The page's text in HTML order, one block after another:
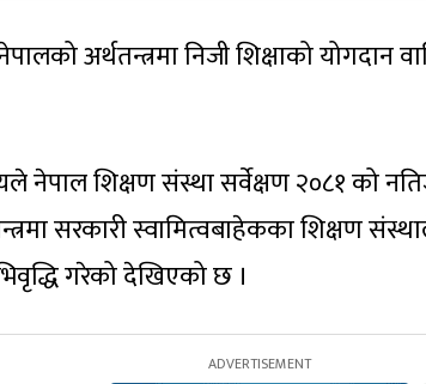
अर्थतन्त्रमा निजी शिक्षाको योगदान
नेपाल शिक्षण संस्था सर्वेक्षण २०८१ को
सरकारी स्वामित्वबाहेकका शिक्षण
गरेको देखिएको छ ।